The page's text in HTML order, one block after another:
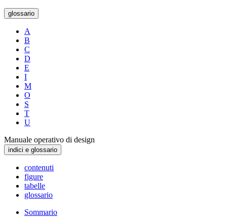
glossario
A
B
C
D
E
I
M
O
S
T
U
Manuale operativo di design
indici e glossario
contenuti
figure
tabelle
glossario
Sommario